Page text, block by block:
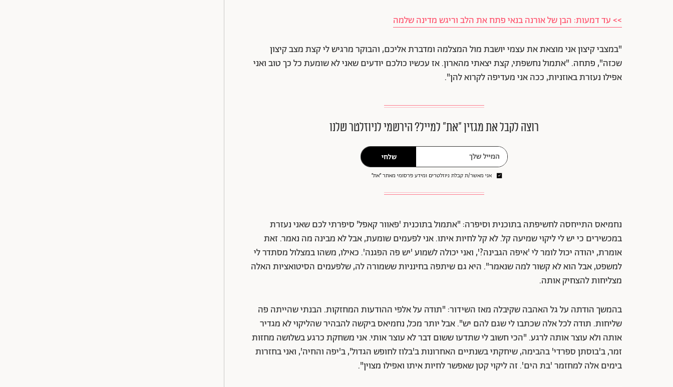
>> עד דמעות: הבן של אורנה בנאי פתח את הלב וריגש מדינה שלמה
"במצבי קיצון אני מוצאת את עצמי יושבת מול המצלמה ומדברת אליכם, והבוקר מרגיש לי קצת מצב קיצון
שכזה", פתחה. "אתמול נחשפתי, קצת יצאתי מהארון. אז עכשיו כולכם יודעים שאני לא שומעת כל כך טוב ואני
אפילו נעזרת באוזניות, ככה אני מעדיפה לקרוא להן".
רוצה לקבל את מגזין ״את״ למייל? הירשמי לניוזלטר שלנו
שלחי
אני מאשר/ת קבלת ניוזלטרים ומידע פרסומי מאתר ״את״
נחמיאס התייחסה לחשיפתה בתוכנית וסיפרה: "אתמול בתוכנית 'פאוור קאפל' סיפרתי לכם שאני נעזרת
במכשירים כי יש לי ליקוי שמיעה קל. לא קל לחיות איתו. אני לפעמים שומעת, אבל לא מבינה מה נאמר. זאת
אומרת, יהודה יכול לומר לי 'איפה הגבינה?', ואני יכולה לשמוע 'יש פה הפגנה'. כאילו, משהו במצלול מסתדר לי
למשפט, אבל הוא לא קשור למה שנאמר". היא גם שיתפה בחינניות ששמורה לה, שלפעמים הסיטואציות האלה
מצליחות להצחיק אותה.
בהמשך הודתה על גל האהבה שקיבלה מאז השידור: "תודה על אלפי ההודעות המחזקות. הבנתי שהייתה פה
שליחות. תודה לכל אלה שכתבו לי שגם להם יש". אבל יותר מכל, נחמיאס ביקשה להבהיר שהליקוי לא מגדיר
אותה ולא עוצר אותה לרגע. "הכי חשוב לי שתדעו ששום דבר לא עוצר אותי. אני משחקת כרגע בשלושה מחזות
זמר, ב'בוסתן ספרדי' בהבימה, שיחקתי בשנתיים האחרונות ב'בלוז לחופש הגדול', ב'יפה והחיה', ואני בחזרות
בימים אלה למחזמר 'בת הים'. זה ליקוי קטן שאפשר לחיות איתו ואפילו מצוין".